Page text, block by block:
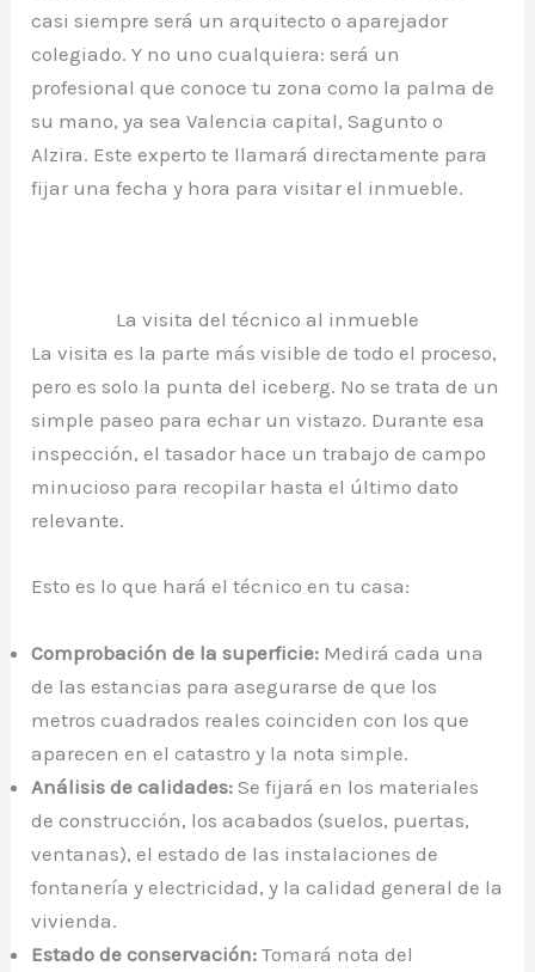
casi siempre será un arquitecto o aparejador
colegiado. Y no uno cualquiera: será un
profesional que conoce tu zona como la palma de
su mano, ya sea Valencia capital, Sagunto o
Alzira. Este experto te llamará directamente para
fijar una fecha y hora para visitar el inmueble.
La visita del técnico al inmueble
La visita es la parte más visible de todo el proceso,
pero es solo la punta del iceberg. No se trata de un
simple paseo para echar un vistazo. Durante esa
inspección, el tasador hace un trabajo de campo
minucioso para recopilar hasta el último dato
relevante.
Esto es lo que hará el técnico en tu casa:
Comprobación de la superficie: Medirá cada una
de las estancias para asegurarse de que los
metros cuadrados reales coinciden con los que
aparecen en el catastro y la nota simple.
Análisis de calidades: Se fijará en los materiales
de construcción, los acabados (suelos, puertas,
ventanas), el estado de las instalaciones de
fontanería y electricidad, y la calidad general de la
vivienda.
Estado de conservación: Tomará nota del